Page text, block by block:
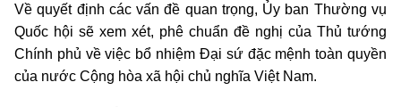
Về quyết định các vấn đề quan trọng, Ủy ban Thường vụ
Quốc hội sẽ xem xét, phê chuẩn đề nghị của Thủ tướng
Chính phủ về việc bổ nhiệm Đại sứ đặc mệnh toàn quyền
của nước Cộng hòa xã hội chủ nghĩa Việt Nam.